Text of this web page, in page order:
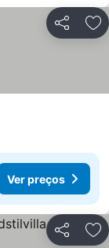
Partilhar
Ver preços
Partilhar